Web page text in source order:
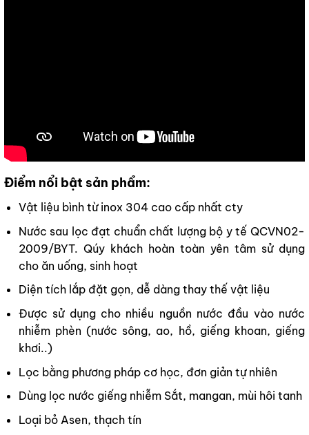
Điểm nổi bật sản phẩm:
Vật liệu bình từ inox 304 cao cấp nhất cty
Nước sau lọc đạt chuẩn chất lượng bộ y tế QCVN02-
2009/BYT. Qúy khách hoàn toàn yên tâm sử dụng
cho ăn uống, sinh hoạt
Diện tích lắp đặt gọn, dễ dàng thay thế vật liệu
Được sử dụng cho nhiều nguồn nước đầu vào nước
nhiễm phèn (nước sông, ao, hồ, giếng khoan, giếng
khơi..)
Lọc bằng phương pháp cơ học, đơn giản tự nhiên
Dùng lọc nước giếng nhiễm Sắt, mangan, mùi hôi tanh
Loại bỏ Asen, thạch tín